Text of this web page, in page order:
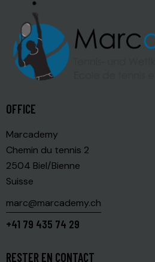
OFFICE
Marcademy
Chemin du tennis 2
2504 Biel/Bienne
Suisse
marc@marcademy.ch
+41 79 435 74 29
RESTER EN CONTACT